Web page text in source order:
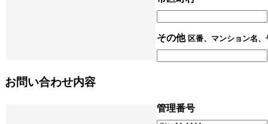
その他 区番、マンション名、
お問い合わせ内容
管理番号